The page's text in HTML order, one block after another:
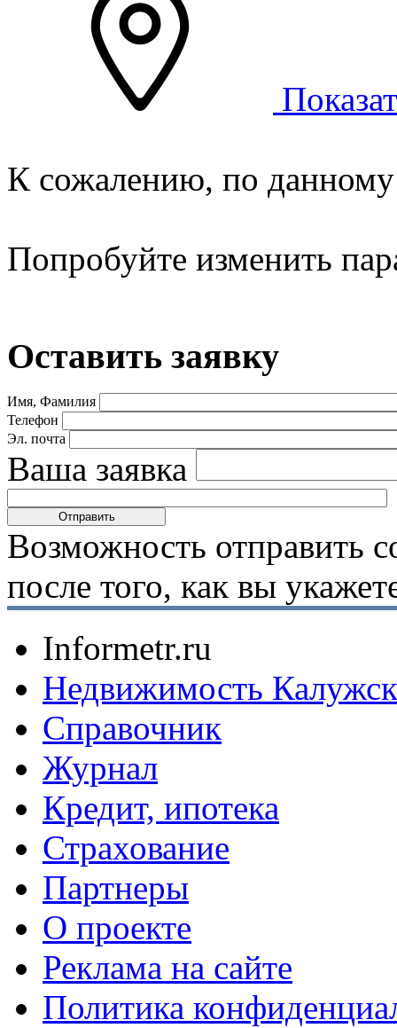
К сожалению, по данному
Попробуйте изменить
Оставить заявку
Имя, Фамилия
Телефон
Эл. почта
Ваша заявка
Возможность отправить
после того, как вы
Informetr.ru
Недвижимость
Справочник
Журнал
Кредит, ипотека
Страхование
Партнеры
O проекте
Реклама на сайте
Политика